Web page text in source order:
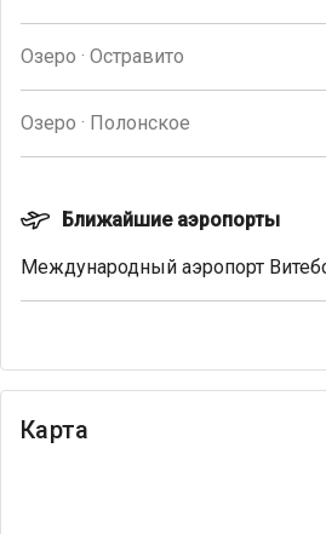
Озеро · Остравито
Озеро · Полонское
Ближайшие аэропорты
Международный аэропорт
Карта